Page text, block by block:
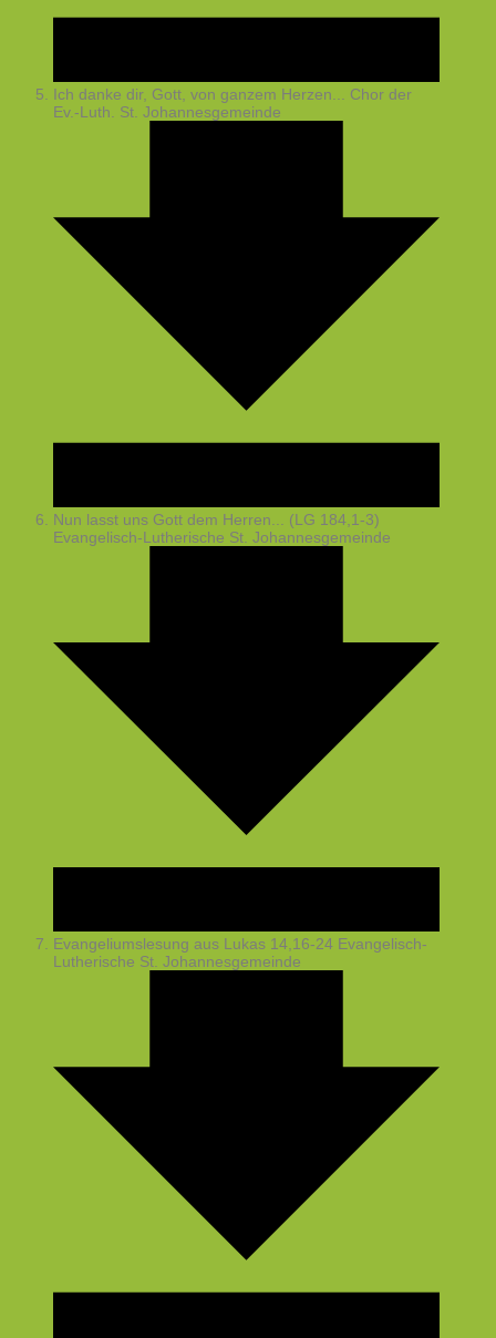
Ich danke dir, Gott, von ganzem Herzen...
Chor der
Ev.-Luth. St. Johannesgemeinde
Nun lasst uns Gott dem Herren... (LG 184,1-3)
Evangelisch-Lutherische St. Johannesgemeinde
Evangeliumslesung aus Lukas 14,16-24 Evangelisch-
Lutherische St. Johannesgemeinde